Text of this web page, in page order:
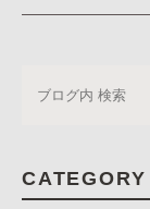
CATEGORY